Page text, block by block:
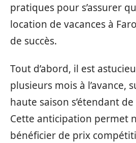
pratiques pour s’assurer
location de vacances à
de succès.
Tout d’abord, il est
plusieurs mois à l’avance,
haute saison s’étendant
Cette anticipation permet
bénéficier de prix